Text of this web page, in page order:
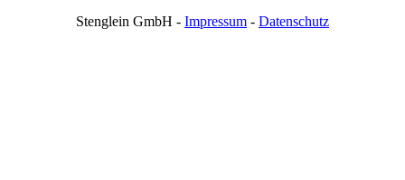
Stenglein GmbH - Impressum - Datenschutz